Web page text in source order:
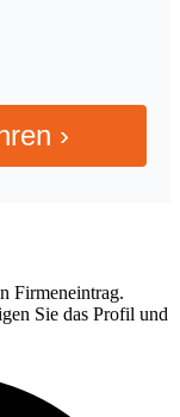
›
Firmeneintrag.
Sie das Profil und